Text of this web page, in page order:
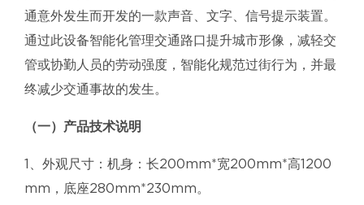
通意外发生而开发的一款声音、文字、信号提示装置。
通过此设备智能化管理交通路口提升城市形像，减轻交
管或协勤人员的劳动强度，智能化规范过街行为，并最
终减少交通事故的发生。
（一）产品技术说明
1、外观尺寸：机身：长200mm*宽200mm*高1200
mm，底座280mm*230mm。